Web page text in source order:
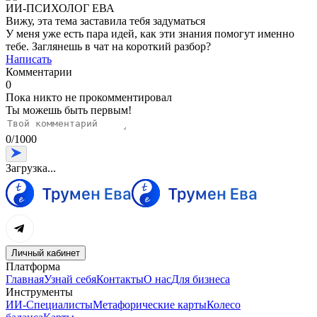
ИИ-ПСИХОЛОГ ЕВА
Вижу, эта тема заставила тебя задуматься
У меня уже есть пара идей, как эти знания помогут именно
тебе. Заглянешь в чат на короткий разбор?
Написать
Комментарии
0
Пока никто не прокомментировал
Ты можешь быть первым!
0/1000
Загрузка...
Личный кабинет
Платформа
ГлавнаяУзнай себяКонтактыО насДля бизнеса
Инструменты
ИИ-СпециалистыМетафорические картыКолесо